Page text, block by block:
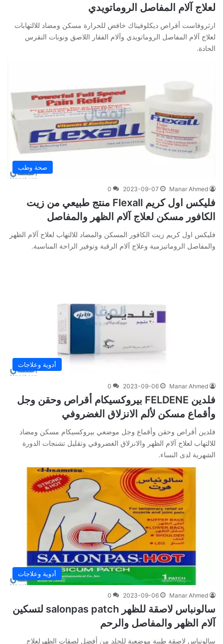
لعلاج آلام المفاصل الروماتويدي
ارثروفاست أقراص ديكلوفيناك خافض للحرارة مسكن ومضاد للالتهابات
لعلاج آلام المفاصل الروماتويدي وآلام الفقار اللاصق ونوبات النقرس
الحادة.
صحة وطب
Manar Ahmed
2023-09-07
0
فليكس اول كريم Flexall منتج طبيعي من زيت
الكافور مسكن لعلاج آلام الظهر والمفاصل
فليكس اول كريم زيت الكافور المسكن والمضاد للالتهاب لعلاج آلام الظهر
والمفاصل الروماتيزمية وعلاج آلام الرقبة وتوفير الراحة المناسبة.
أدوية وعلاجات
Manar Ahmed
2023-09-06
0
فلدين FELDENE بيروكسيكام أقراص وحقن وجل
وأقماع مسكن لألم الانزلاق الغضروفي
فلدين أقراص وحقن وأقماع وجل موضعي بيروكسيكام مسكن ومضاد
للالتهاب لعلاج آلام الظهر والانزلاق الغضروفي وتقليل تشنجات الدورة
الشهرية لدى النساء.
أدوية وعلاجات
Manar Ahmed
2023-09-06
0
سالونباس لاصقة للظهر salonpas patch لتسكين
آلام الظهر والمفاصل والرحم
سالونباس لاصقة طبية موضعية للجلد من أفضل لصقات الظهرلعلاج